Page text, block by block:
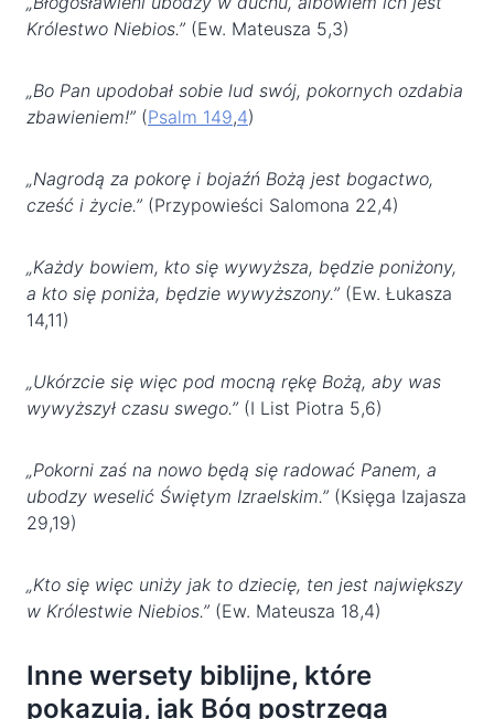
Królestwo Niebios.” (Ew. Mateusza 5,3)
„Bo Pan upodobał sobie lud swój, pokornych ozdabia
zbawieniem!” (Psalm 149,4)
„Nagrodą za pokorę i bojaźń Bożą jest bogactwo,
cześć i życie.” (Przypowieści Salomona 22,4)
„Każdy bowiem, kto się wywyższa, będzie poniżony,
a kto się poniża, będzie wywyższony.” (Ew. Łukasza
14,11)
„Ukórzcie się więc pod mocną rękę Bożą, aby was
wywyższył czasu swego.” (I List Piotra 5,6)
„Pokorni zaś na nowo będą się radować Panem, a
ubodzy weselić Świętym Izraelskim.” (Księga Izajasza
29,19)
„Kto się więc uniży jak to dziecię, ten jest największy
w Królestwie Niebios.” (Ew. Mateusza 18,4)
Inne wersety biblijne, które
pokazują, jak Bóg postrzega